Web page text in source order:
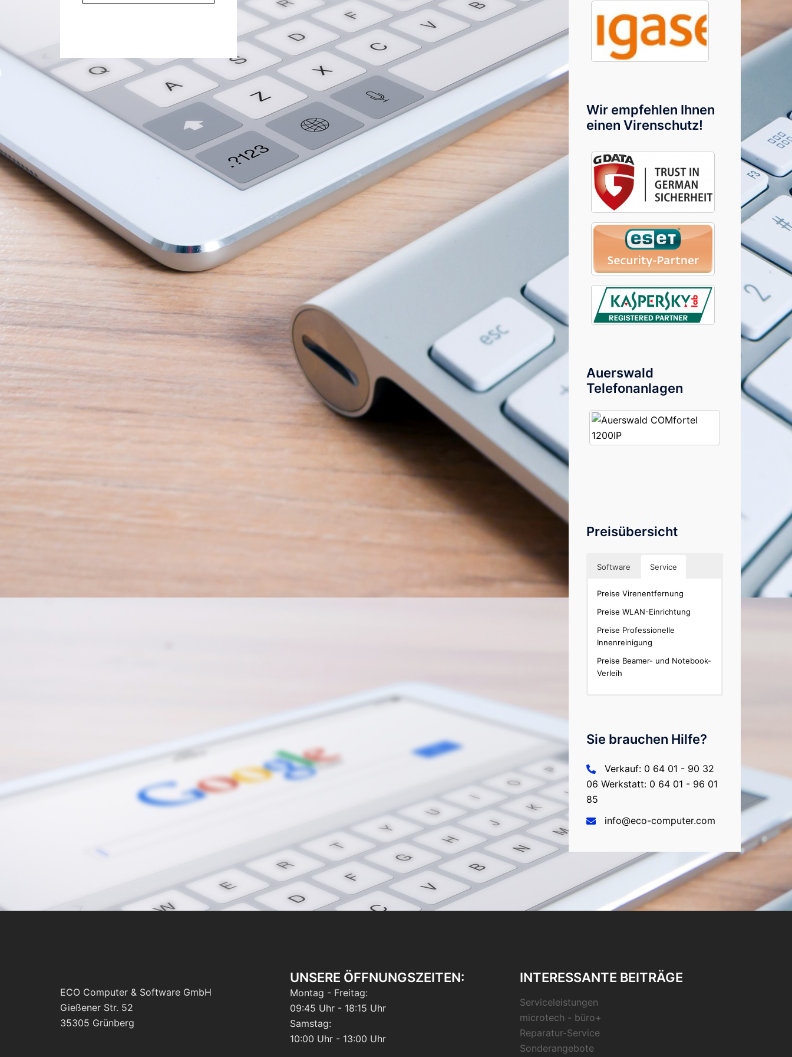
Wir empfehlen Ihnen
einen Virenschutz!
Auerswald
Telefonanlagen
Preisübersicht
Software
Service
complete
Preisliste büro+/ERP-complete
Preise Virenentfernung
Preise WLAN-Einrichtung
Preise Professionelle
Innenreinigung
Preise Beamer- und Notebook-
Verleih
Sie brauchen Hilfe?
Verkauf: 0 64 01 - 90 32
06 Werkstatt: 0 64 01 - 96 01
85
info@eco-computer.com
ECO Computer & Software GmbH
Gießener Str. 52
35305 Grünberg
UNSERE ÖFFNUNGSZEITEN:
Montag - Freitag:
09:45 Uhr - 18:15 Uhr
Samstag:
10:00 Uhr - 13:00 Uhr
INTERESSANTE BEITRÄGE
Serviceleistungen
microtech - büro+
Reparatur-Service
Sonderangebote